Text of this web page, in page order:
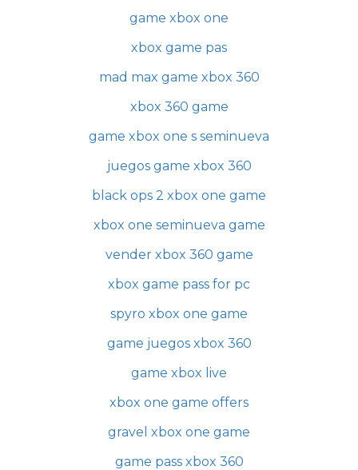
game xbox one
xbox game pas
mad max game xbox 360
xbox 360 game
game xbox one s seminueva
juegos game xbox 360
black ops 2 xbox one game
xbox one seminueva game
vender xbox 360 game
xbox game pass for pc
spyro xbox one game
game juegos xbox 360
game xbox live
xbox one game offers
gravel xbox one game
game pass xbox 360